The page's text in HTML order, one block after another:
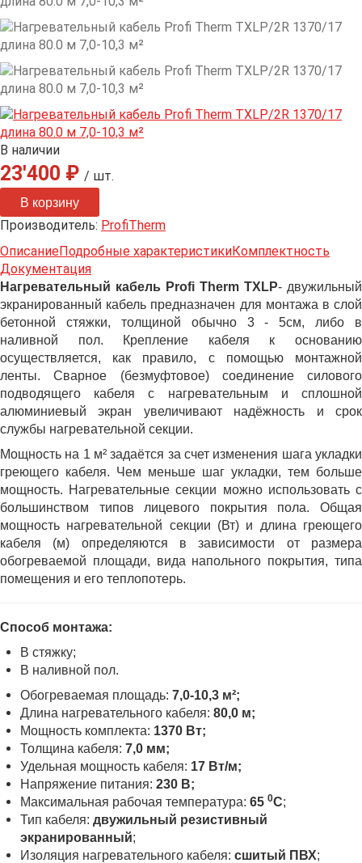
В наличии
23'400 ₽ / шт.
Производитель: ProfiTherm
ОписаниеПодробные характеристикиКомплектность
Документация
Нагревательный кабель Profi Therm TXLP- двужильный
экранированный кабель предназначен для монтажа в слой
бетонной стяжки, толщиной обычно 3 - 5см, либо в
наливной пол. Крепление кабеля к основанию
осуществляется, как правило, с помощью монтажной
ленты. Сварное (безмуфтовое) соединение силового
подводящего кабеля с нагревательным и сплошной
алюминиевый экран увеличивают надёжность и срок
службы нагревательной секции.
Мощность на 1 м² задаётся за счет изменения шага укладки
греющего кабеля. Чем меньше шаг укладки, тем больше
мощность. Нагревательные секции можно использовать с
большинством типов лицевого покрытия пола. Общая
мощность нагревательной секции (Вт) и длина греющего
кабеля (м) определяются в зависимости от размера
обогреваемой площади, вида напольного покрытия, типа
помещения и его теплопотерь.
Способ монтажа:
В стяжку;
В наливной пол.
Обогреваемая площадь: 7,0-10,3 м²;
Длина нагревательного кабеля: 80,0 м;
Мощность комплекта: 1370 Вт;
Толщина кабеля: 7,0 мм;
Удельная мощность кабеля: 17 Вт/м;
Напряжение питания: 230 В;
Максимальная рабочая температура: 65 0C;
Тип кабеля: двужильный резистивный
экранированный;
Изоляция нагревательного кабеля: сшитый ПВХ;